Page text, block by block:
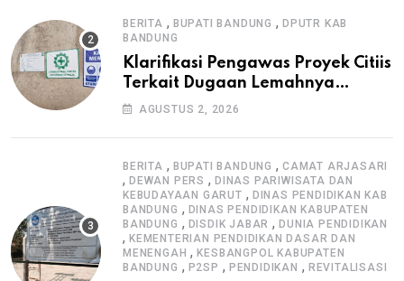
BERITA , BUPATI BANDUNG ,DPUTR KAB
BANDUNG
Klarifikasi Pengawas Proyek Citiis
Terkait Dugaan Lemahnya
Pengawasan K3
AGUSTUS 2, 2026
BERITA , BUPATI BANDUNG ,CAMAT ARJASARI
, DEWAN PERS , DINAS PARIWISATA DAN
KEBUDAYAAN GARUT , DINAS PENDIDIKAN KAB
BANDUNG , DINAS PENDIDIKAN KABUPATEN
BANDUNG , DISDIK JABAR ,DUNIA PENDIDIKAN
, KEMENTERIAN PENDIDIKAN DASAR DAN
MENENGAH ,KESBANGPOL KABUPATEN
BANDUNG , P2SP , PENDIDIKAN , REVITALISASI